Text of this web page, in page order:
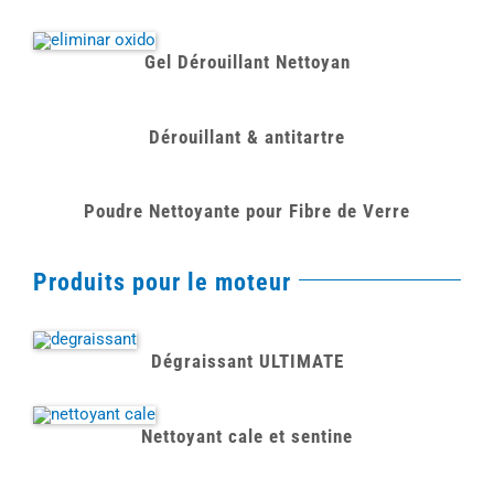
Gel Dérouillant Nettoyan
Dérouillant & antitartre
Poudre Nettoyante pour Fibre de Verre
Produits pour le moteur
Dégraissant ULTIMATE
Nettoyant cale et sentine